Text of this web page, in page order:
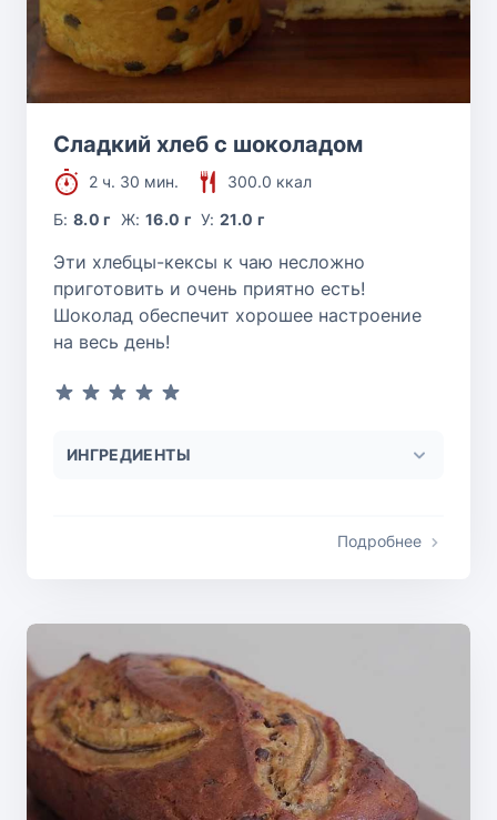
Сладкий хлеб с шоколадом
2 ч. 30 мин.
300.0 ккал
Б:8.0 г Ж: 16.0 г У:21.0 г
Эти хлебцы-кексы к чаю несложно
приготовить и очень приятно есть!
Шоколад обеспечит хорошее настроение
на весь день!
ИНГРЕДИЕНТЫ
Подробнее